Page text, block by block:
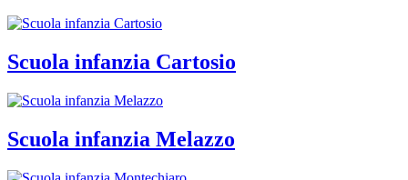
Scuola infanzia Cartosio
Scuola infanzia Melazzo